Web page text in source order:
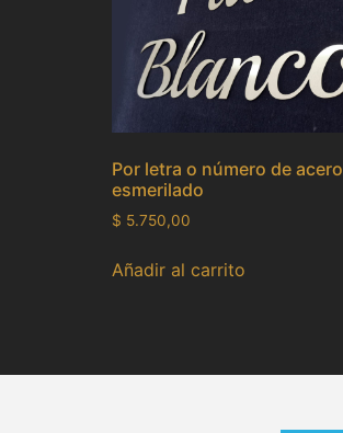
Por letra o número de acero
esmerilado
$ 5.750,00
Añadir al carrito